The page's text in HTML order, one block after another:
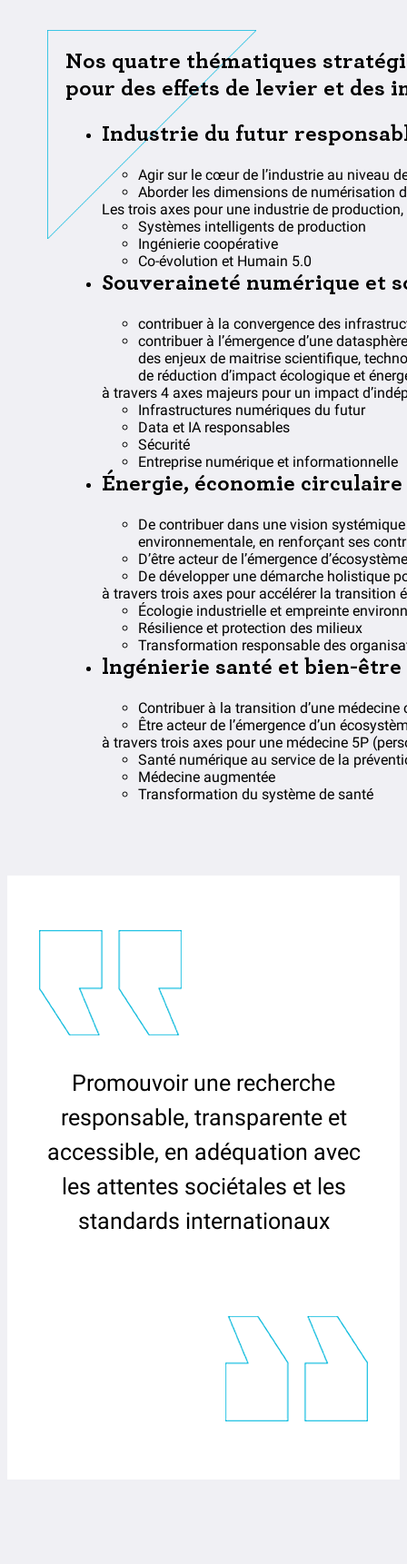
Nos quatre thématiques
pour des effets de levier et des
Industrie du futur
Agir sur le cœur de l’industrie au niveau
Aborder les dimensions de numérisation
Les trois axes pour une industrie de
Systèmes intelligents de production
Ingénierie coopérative
Co-évolution et Humain 5.0
Souveraineté numérique et
contribuer à la convergence des
contribuer à l’émergence d’une
des enjeux de maitrise scientifique,
de réduction d’impact écologique et
à travers 4 axes majeurs pour un impact
Infrastructures numériques du futur
Data et IA responsables
Sécurité
Entreprise numérique et informationnelle
Énergie, économie
De contribuer dans une vision
environnementale, en renforçant ses
D’être acteur de l’émergence
De développer une démarche holistique
à travers trois axes pour accélérer la transition
Écologie industrielle et empreinte
Résilience et protection des milieux
Transformation responsable des
lngénierie santé et bien-être
Contribuer à la transition d’une
Être acteur de l’émergence d’un
à travers trois axes pour une médecine 5P
Santé numérique au service de la
Médecine augmentée
Transformation du système de santé
Promouvoir une recherche
responsable, transparente et
accessible, en adéquation avec
les attentes sociétales et les
standards internationaux